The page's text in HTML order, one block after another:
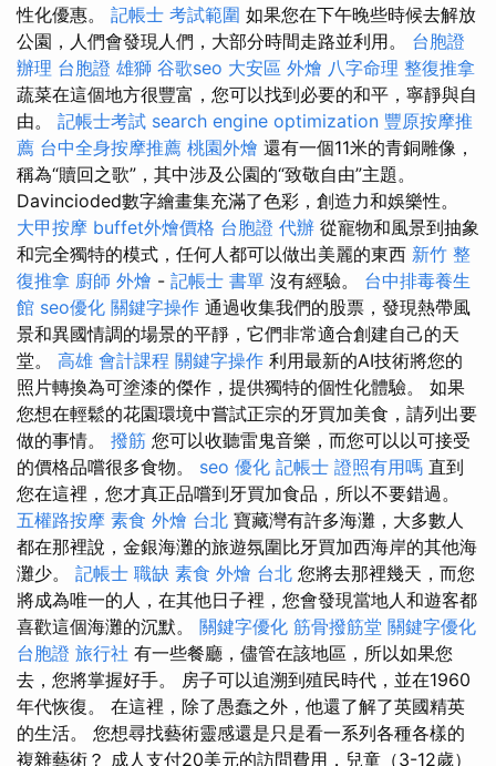
性化優惠。 記帳士 考試範圍 如果您在下午晚些時候去解放
公園，人們會發現人們，大部分時間走路並利用。 台胞證
辦理 台胞證 雄獅 谷歌seo 大安區 外燴 八字命理 整復推拿
蔬菜在這個地方很豐富，您可以找到必要的和平，寧靜與自
由。 記帳士考試 search engine optimization 豐原按摩推
薦 台中全身按摩推薦 桃園外燴 還有一個11米的青銅雕像，
稱為“贖回之歌”，其中涉及公園的“致敬自由”主題。
Davincioded數字繪畫集充滿了色彩，創造力和娛樂性。
大甲按摩 buffet外燴價格 台胞證 代辦 從寵物和風景到抽象
和完全獨特的模式，任何人都可以做出美麗的東西 新竹 整
復推拿 廚師 外燴 - 記帳士 書單 沒有經驗。 台中排毒養生
館 seo優化 關鍵字操作 通過收集我們的股票，發現熱帶風
景和異國情調的場景的平靜，它們非常適合創建自己的天
堂。 高雄 會計課程 關鍵字操作 利用最新的AI技術將您的
照片轉換為可塗漆的傑作，提供獨特的個性化體驗。 如果
您想在輕鬆的花園環境中嘗試正宗的牙買加美食，請列出要
做的事情。 撥筋 您可以收聽雷鬼音樂，而您可以以可接受
的價格品嚐很多食物。 seo 優化 記帳士 證照有用嗎 直到
您在這裡，您才真正品嚐到牙買加食品，所以不要錯過。
五權路按摩 素食 外燴 台北 寶藏灣有許多海灘，大多數人
都在那裡說，金銀海灘的旅遊氛圍比牙買加西海岸的其他海
灘少。 記帳士 職缺 素食 外燴 台北 您將去那裡幾天，而您
將成為唯一的人，在其他日子裡，您會發現當地人和遊客都
喜歡這個海灘的沉默。 關鍵字優化 筋骨撥筋堂 關鍵字優化
台胞證 旅行社 有一些餐廳，儘管在該地區，所以如果您
去，您將掌握好手。 房子可以追溯到殖民時代，並在1960
年代恢復。 在這裡，除了愚蠢之外，他還了解了英國精英
的生活。 您想尋找藝術靈感還是只是看一系列各種各樣的
複雜藝術？ 成人支付20美元的訪問費用，兒童（3-12歲）